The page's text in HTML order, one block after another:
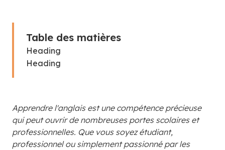
Table des matières
Heading
Heading
Apprendre l'anglais est une compétence précieuse
qui peut ouvrir de nombreuses portes scolaires et
professionnelles. Que vous soyez étudiant,
professionnel ou simplement passionné par les